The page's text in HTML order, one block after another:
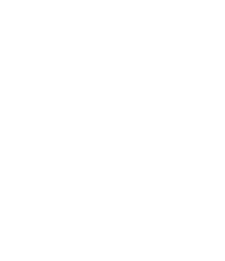
sur Tendance Parfums.